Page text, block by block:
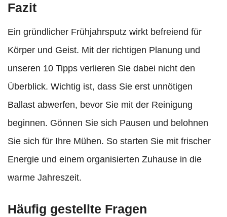
Fazit
Ein gründlicher Frühjahrsputz wirkt befreiend für
Körper und Geist. Mit der richtigen Planung und
unseren 10 Tipps verlieren Sie dabei nicht den
Überblick. Wichtig ist, dass Sie erst unnötigen
Ballast abwerfen, bevor Sie mit der Reinigung
beginnen. Gönnen Sie sich Pausen und belohnen
Sie sich für Ihre Mühen. So starten Sie mit frischer
Energie und einem organisierten Zuhause in die
warme Jahreszeit.
Häufig gestellte Fragen